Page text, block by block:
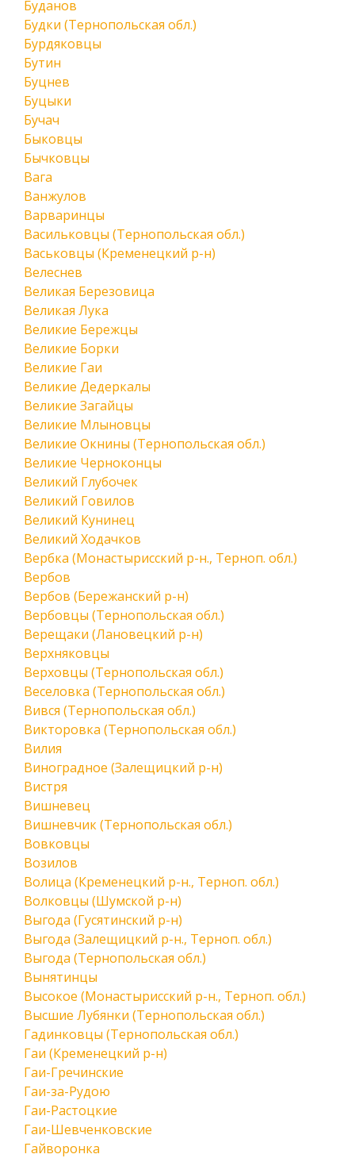
Буданов
Будки (Тернопольская обл.)
Бурдяковцы
Бутин
Буцнев
Буцыки
Бучач
Быковцы
Бычковцы
Вага
Ванжулов
Варваринцы
Васильковцы (Тернопольская обл.)
Васьковцы (Кременецкий р-н)
Велеснев
Великая Березовица
Великая Лука
Великие Бережцы
Великие Борки
Великие Гаи
Великие Дедеркалы
Великие Загайцы
Великие Млыновцы
Великие Окнины (Тернопольская обл.)
Великие Черноконцы
Великий Глубочек
Великий Говилов
Великий Кунинец
Великий Ходачков
Вербка (Монастырисский р-н., Терноп. обл.)
Вербов
Вербов (Бережанский р-н)
Вербовцы (Тернопольская обл.)
Верещаки (Лановецкий р-н)
Верхняковцы
Верховцы (Тернопольская обл.)
Веселовка (Тернопольская обл.)
Вився (Тернопольская обл.)
Викторовка (Тернопольская обл.)
Вилия
Виноградное (Залещицкий р-н)
Вистря
Вишневец
Вишневчик (Тернопольская обл.)
Вовковцы
Возилов
Волица (Кременецкий р-н., Терноп. обл.)
Волковцы (Шумской р-н)
Выгода (Гусятинский р-н)
Выгода (Залещицкий р-н., Терноп. обл.)
Выгода (Тернопольская обл.)
Вынятинцы
Высокое (Монастырисский р-н., Терноп. обл.)
Высшие Лубянки (Тернопольская обл.)
Гадинковцы (Тернопольская обл.)
Гаи (Кременецкий р-н)
Гаи-Гречинские
Гаи-за-Рудою
Гаи-Растоцкие
Гаи-Шевченковские
Гайворонка